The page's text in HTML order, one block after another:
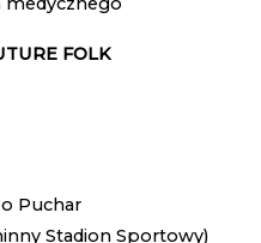
FOLK
Puchar
Stadion Sportowy)